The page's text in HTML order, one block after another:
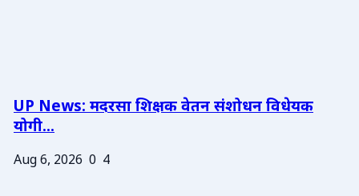
UP News: मदरसा शिक्षक वेतन संशोधन विधेयक
योगी...
Aug 6, 2026 0 4